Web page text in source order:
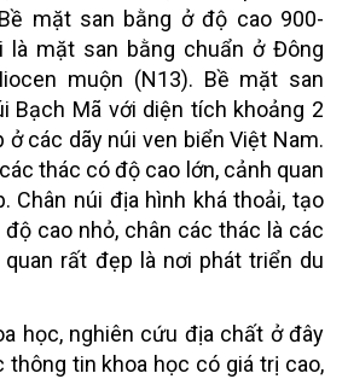
mặt san bằng ở độ cao 900-
là mặt san bằng chuẩn ở Đông
muộn (N13). Bề mặt san
Bạch Mã với diện tích khoảng 2
ở các dãy núi ven biển Việt Nam.
thác có độ cao lớn, cảnh quan
Chân núi địa hình khá thoải, tạo
cao nhỏ, chân các thác là các
rất đẹp là nơi phát triển du
học, nghiên cứu địa chất ở đây
thông tin khoa học có giá trị cao,